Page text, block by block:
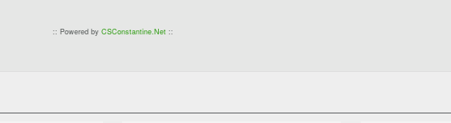
:: Powered by CSConstantine.Net::